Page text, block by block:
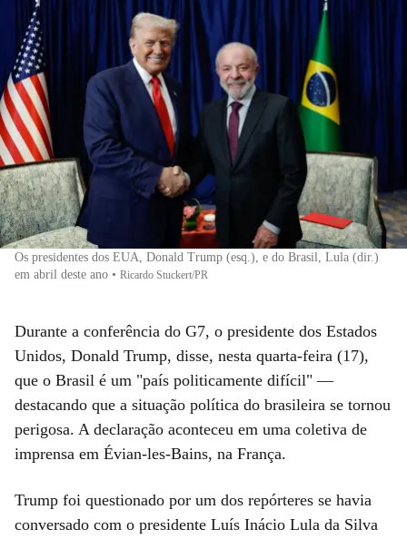
Os presidentes dos EUA, Donald Trump (esq.), e do Brasil, Lula (dir.)
em abril deste ano • Ricardo Stuckert/PR
Durante a conferência do G7, o presidente dos Estados
Unidos, Donald Trump, disse, nesta quarta-feira (17),
que o Brasil é um "país politicamente difícil" —
destacando que a situação política do brasileira se tornou
perigosa. A declaração aconteceu em uma coletiva de
imprensa em Évian-les-Bains, na França.
Trump foi questionado por um dos repórteres se havia
conversado com o presidente Luís Inácio Lula da Silva